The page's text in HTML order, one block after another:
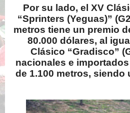
Por su lado, el XV
“Sprinters (Yeguas)”
metros tiene un premio
80.000 dólares, al
Clásico “Gradisco”
nacionales e
de 1.100 metros, siendo